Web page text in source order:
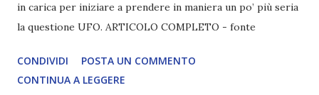
in carica per iniziare a prendere in maniera un po’ più seria
la questione UFO. ARTICOLO COMPLETO - fonte
CONDIVIDI
POSTA UN COMMENTO
CONTINUA A LEGGERE